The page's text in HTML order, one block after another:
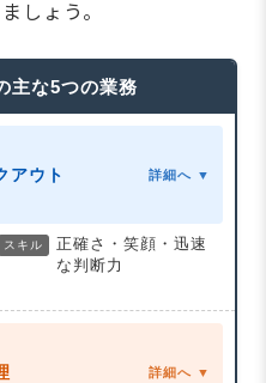
しょう。
主な5つの業務
アウト 詳細へ ▼
スキル
正確さ・笑顔・迅速
な判断力
詳細へ ▼